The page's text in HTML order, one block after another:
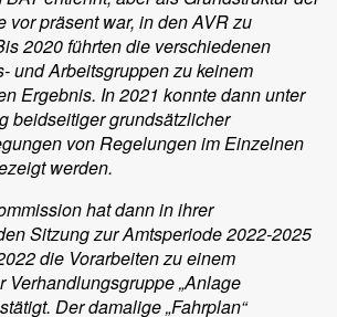
vor präsent war, in den AVR zu
2020 führten die verschiedenen
und Arbeitsgruppen zu keinem
Ergebnis. In 2021 konnte dann unter
beidseitiger grundsätzlicher
von Regelungen im Einzelnen
werden.
hat dann in ihrer
Sitzung zur Amtsperiode 2022-2025
die Vorarbeiten zu einem
Verhandlungsgruppe „Anlage
Der damalige „Fahrplan“